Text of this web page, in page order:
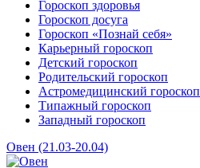
Гороскоп здоровья
Гороскоп досуга
Гороскоп «Познай себя»
Карьерный гороскоп
Детский гороскоп
Родительский гороскоп
Астромедицинский гороскоп
Типажный гороскоп
Западный гороскоп
Овен (21.03-20.04)